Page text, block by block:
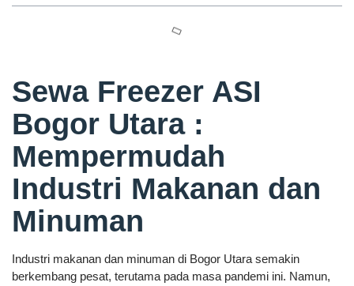
Sewa Freezer ASI
Bogor Utara :
Mempermudah
Industri Makanan dan
Minuman
Industri makanan dan minuman di Bogor Utara semakin
berkembang pesat, terutama pada masa pandemi ini. Namun,